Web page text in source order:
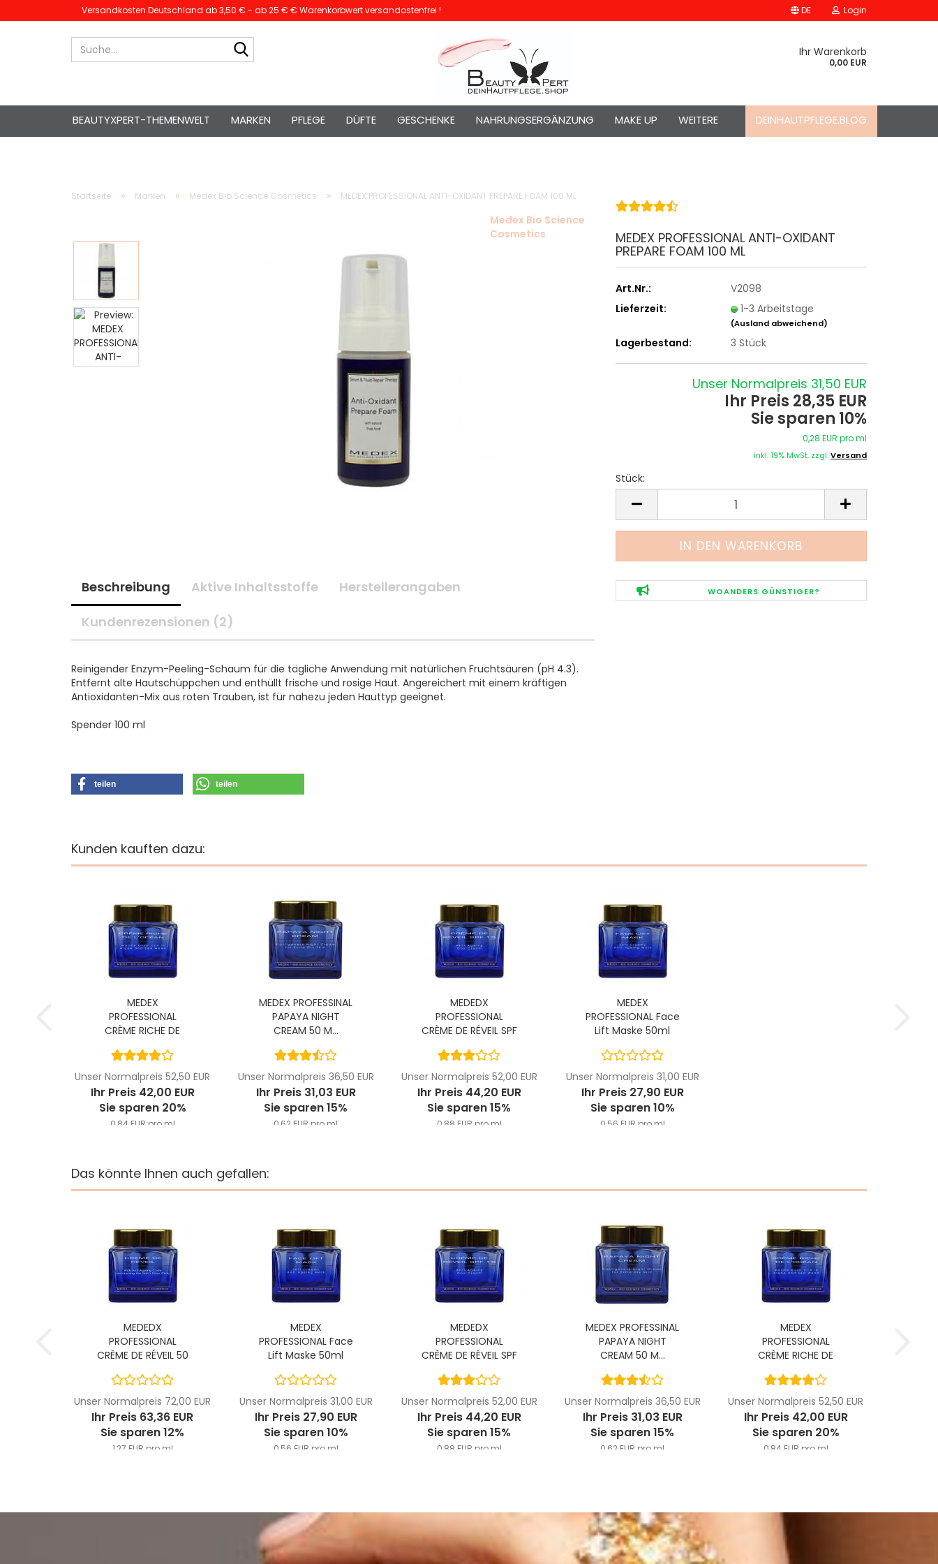
Versandkosten Deutschland ab 3,50 € - ab 25 € € Warenkorbwert versandostenfrei ! DE Login
Ihr Warenkorb
0,00 EUR
BEAUTYXPERT-THEMENWELT MARKEN PFLEGE DÜFTE GESCHENKE NAHRUNGSERGÄNZUNG MAKE UP DEINHAUTPFLEGE.BLOG
WEITERE
Startseite » Marken » Medex Bio Science Cosmetics » MEDEX PROFESSIONAL ANTI-OXIDANT PREPARE FOAM 100 ML
Medex Bio Science
Cosmetics
MEDEX PROFESSIONAL ANTI-OXIDANT
PREPARE FOAM 100 ML
Art.Nr.:
V2098
Lieferzeit:
1-3 Arbeitstage
(Ausland abweichend)
Lagerbestand: 3 Stück
Unser Normalpreis 31,50 EUR
Ihr Preis 28,35 EUR
Sie sparen 10%
0,28 EUR pro ml
inkl. 19% MwSt. zzgl.Versand
Stück:
Stück
WOANDERS GÜNSTIGER?
Beschreibung Aktive Inhaltsstoffe
Herstellerangaben
Kundenrezensionen (2)
Reinigender Enzym-Peeling-Schaum für die tägliche Anwendung mit natürlichen Fruchtsäuren (pH 4.3).
Entfernt alte Hautschüppchen und enthüllt frische und rosige Haut. Angereichert mit einem kräftigen
Antioxidanten-Mix aus roten Trauben, ist für nahezu jeden Hauttyp geeignet.
Spender 100 ml
teilen teilen
Kunden kauften dazu:
MEDEX
PROFESSIONAL
CRÈME RICHE DE
Unser Normalpreis 52,50 EUR
Ihr Preis 42,00 EUR
Sie sparen 20%
0,84 EUR pro ml
MEDEX PROFESSINAL
PAPAYA NIGHT
CREAM 50 M...
Unser Normalpreis 36,50 EUR
Ihr Preis 31,03 EUR
Sie sparen 15%
0,62 EUR pro ml
MEDEDX
PROFESSIONAL
CRÈME DE RÉVEIL SPF
Unser Normalpreis 52,00 EUR
Ihr Preis 44,20 EUR
Sie sparen 15%
0,88 EUR pro ml
MEDEX
PROFESSIONAL Face
Lift Maske 50ml
Unser Normalpreis 31,00 EUR
Ihr Preis 27,90 EUR
Sie sparen 10%
0,56 EUR pro ml
Das könnte Ihnen auch gefallen:
MEDEDX
PROFESSIONAL
CRÈME DE RÉVEIL 50
Unser Normalpreis 72,00 EUR
Ihr Preis 63,36 EUR
Sie sparen 12%
1,27 EUR pro ml
MEDEX
PROFESSIONAL Face
Lift Maske 50ml
Unser Normalpreis 31,00 EUR
Ihr Preis 27,90 EUR
Sie sparen 10%
0,56 EUR pro ml
MEDEDX
PROFESSIONAL
CRÈME DE RÉVEIL SPF
Unser Normalpreis 52,00 EUR
Ihr Preis 44,20 EUR
Sie sparen 15%
0,88 EUR pro ml
MEDEX PROFESSINAL
PAPAYA NIGHT
CREAM 50 M...
Unser Normalpreis 36,50 EUR
Ihr Preis 31,03 EUR
Sie sparen 15%
0,62 EUR pro ml
MEDEX
PROFESSIONAL
CRÈME RICHE DE
Unser Normalpreis 52,50 EUR
Ihr Preis 42,00 EUR
Sie sparen 20%
0,84 EUR pro ml